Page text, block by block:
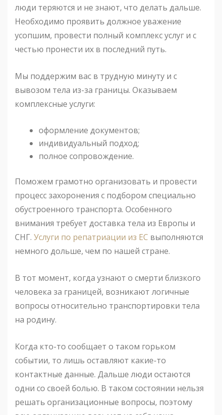
люди теряются и не знают, что делать дальше.
Необходимо проявить должное уважение
усопшим, провести полный комплекс услуг и с
честью пронести их в последний путь.
Мы поддержим вас в трудную минуту и с
вывозом тела из-за границы. Оказываем
комплексные услуги:
оформление документов;
индивидуальный подход;
полное сопровождение.
Поможем грамотно организовать и провести
процесс захоронения с подбором специально
обустроенного транспорта. Особенного
внимания требует доставка тела из Европы и
СНГ. Услуги по репатриации из ЕС выполняются
немного дольше, чем по нашей стране.
В тот момент, когда узнают о смерти близкого
человека за границей, возникают логичные
вопросы относительно транспортировки тела
на родину.
Когда кто-то сообщает о таком горьком
событии, то лишь оставляют какие-то
контактные данные. Дальше люди остаются
одни со своей болью. В таком состоянии нельзя
решать организационные вопросы, поэтому